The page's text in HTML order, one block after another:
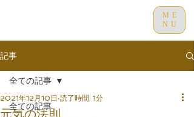
ME
NU
記事
全ての記事
全ての記事
元気の法則
2021年12月10日 読了時間: 1分